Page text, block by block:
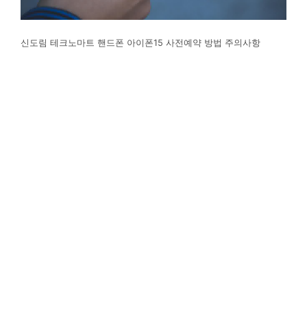
신도림 테크노마트 핸드폰 아이폰15 사전예약 방법 주의사항